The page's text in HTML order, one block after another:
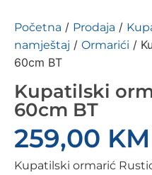
Početna / Prodaja /
namještaj / Ormarići /
60cm BT
Kupatilski
60cm BT
259,00 KM
Kupatilski ormarić